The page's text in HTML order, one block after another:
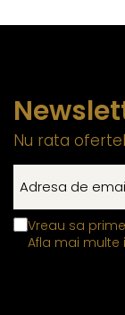
Nu rata
Vreau sa
Afla mai multe